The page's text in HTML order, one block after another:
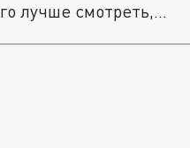
лучше смотреть,...